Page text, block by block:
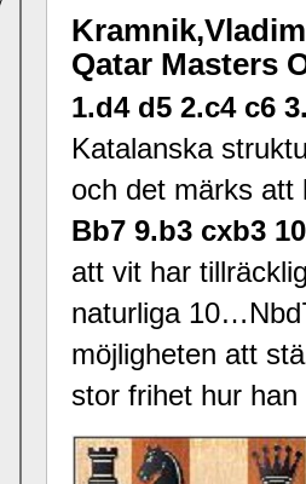
talet och där det på förhand är
ökar i spelöppningsfasen, medan
att man måste kunna och förstå
Den sjunde upplagan av
den starkaste i U.S.A, spelas
Nakamura-Fabiano Caruanaoch
han dock göra denna gång om
norsk massmedia som inte riktigt
Qatar Masters
1.d4 d5 2.c4 c6
Katalanska
och det märks
Bb7 9.b3 cxb3
att vit har
naturliga
möjligheten att
stor frihet hur